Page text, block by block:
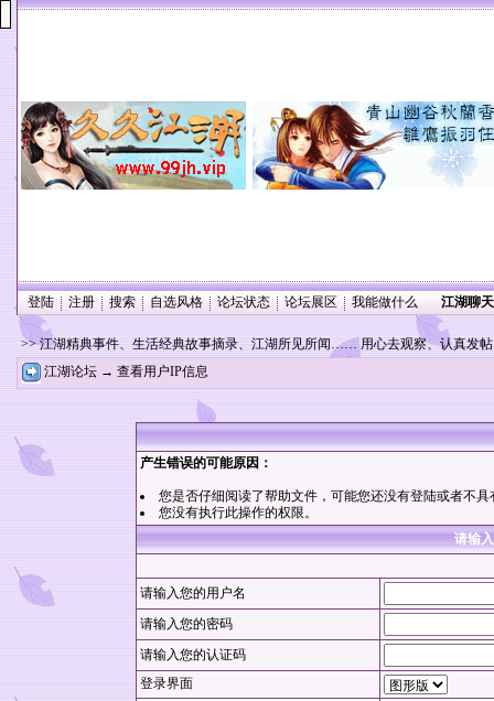
登陆 注册 搜索 自选风格 论坛状态 论坛展区 我能做什么 江湖聊
>> 江湖精典事件、生活经典故事摘录、江湖所见所闻…… 用心去观察、认真发
江湖论坛 → 查看用户IP信息
产生错误的可能原因：
您是否仔细阅读了帮助文件，可能您还没有登陆或者不
您没有执行此操作的权限。
请输
请输入您的用户名
请输入您的密码
请输入您的认证码
登录界面